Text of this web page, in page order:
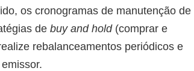
os cronogramas de manutenção de
de buy and hold(comprar e
rebalanceamentos periódicos e